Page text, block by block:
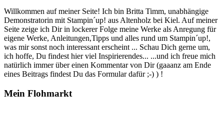
Willkommen auf meiner Seite! Ich bin Britta Timm, unabhängige
Demonstratorin mit Stampin´up! aus Altenholz bei Kiel. Auf meiner
Seite zeige ich Dir in lockerer Folge meine Werke als Anregung für
eigene Werke, Anleitungen,Tipps und alles rund um Stampin´up!,
was mir sonst noch interessant erscheint ... Schau Dich gerne um,
ich hoffe, Du findest hier viel Inspirierendes... ...und ich freue mich
natürlich immer über einen Kommentar von Dir (gaaanz am Ende
eines Beitrags findest Du das Formular dafür ;-) ) !
Mein Flohmarkt